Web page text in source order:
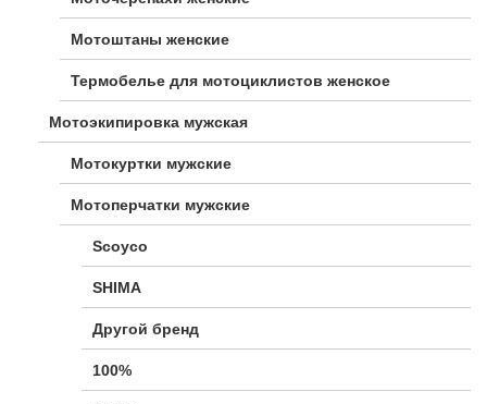
Мотоштаны женские
Термобелье для мотоциклистов женское
Мотоэкипировка мужская
Мотокуртки мужские
Мотоперчатки мужские
Scoyco
SHIMA
Другой бренд
100%